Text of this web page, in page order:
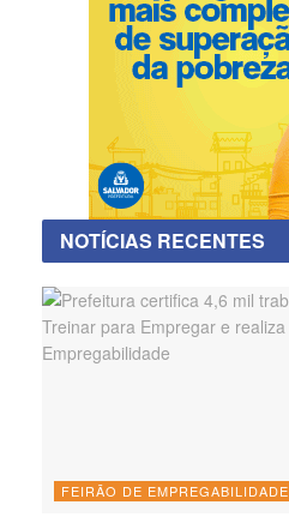
NOTÍCIAS RECENTES
FEIRÃO DE EMPREGABILIDADE